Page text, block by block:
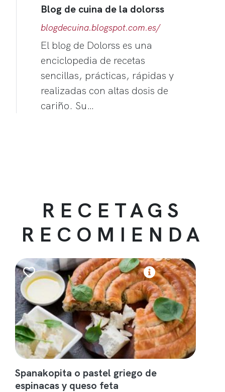
Blog de cuina de la dolorss
blogdecuina.blogspot.com.es/
El blog de Dolorss es una
enciclopedia de recetas
sencillas, prácticas, rápidas y
realizadas con altas dosis de
cariño. Su…
RECETAGS
RECOMIENDA
Spanakopita o pastel griego de
espinacas y queso feta